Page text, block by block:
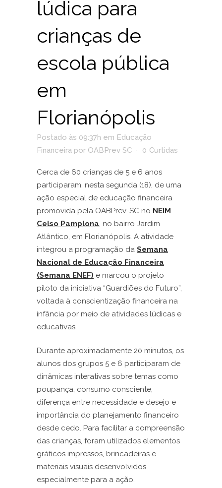
lúdica para
crianças de
escola pública
em
Florianópolis
Postado às 09:37h em Educação
Financeira por OABPrev SC 0 Curtidas
Cerca de 60 crianças de 5 e 6 anos
participaram, nesta segunda (18), de uma
ação especial de educação financeira
promovida pela OABPrev-SC no NEIM
Celso Pamplona, no bairro Jardim
Atlântico, em Florianópolis. A atividade
integrou a programação da Semana
Nacional de Educação Financeira
(Semana ENEF) e marcou o projeto
piloto da iniciativa “Guardiões do Futuro”,
voltada à conscientização financeira na
infância por meio de atividades lúdicas e
educativas.
Durante aproximadamente 20 minutos, os
alunos dos grupos 5 e 6 participaram de
dinâmicas interativas sobre temas como
poupança, consumo consciente,
diferença entre necessidade e desejo e
importância do planejamento financeiro
desde cedo. Para facilitar a compreensão
das crianças, foram utilizados elementos
gráficos impressos, brincadeiras e
materiais visuais desenvolvidos
especialmente para a ação.